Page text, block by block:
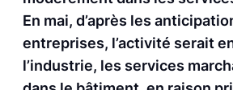
En mai, d’après les
entreprises, l’activité serait
l’industrie, les services